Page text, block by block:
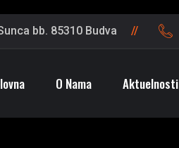
bb. 85310 Budva
O Nama Aktuelnosti